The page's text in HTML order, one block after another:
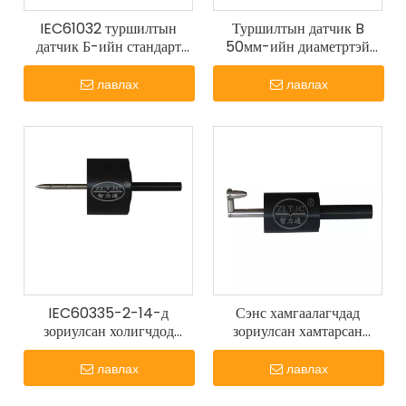
IEC61032 туршилтын
датчик Б-ийн стандарт
туршилтын хуруу
лавлах
Туршилтын датчик B
50мм-ийн диаметртэй
дугуй зогсолттой нүүртэй
лавлах
IEC60335-2-14-д
зориулсан холигчдод
зориулсан хамтарсан
туршилтын хурууны
датчик
лавлах
Сэнс хамгаалагчдад
зориулсан хамтарсан
хурууны датчик
лавлах